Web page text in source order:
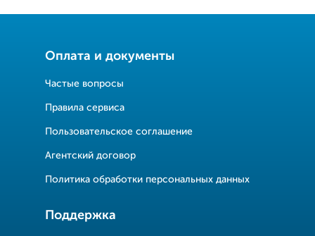
Оплата и документы
Частые вопросы
Правила сервиса
Пользовательское соглашение
Агентский договор
Политика обработки персональных данных
Поддержка